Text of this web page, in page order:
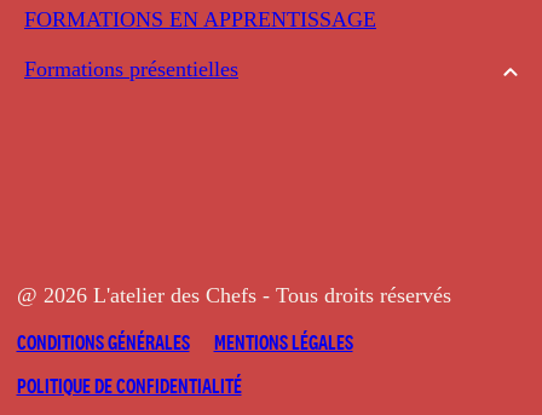
FORMATIONS EN APPRENTISSAGE
Formations présentielles
@ 2026 L'atelier des Chefs - Tous droits réservés
CONDITIONS GÉNÉRALES
MENTIONS LÉGALES
POLITIQUE DE CONFIDENTIALITÉ